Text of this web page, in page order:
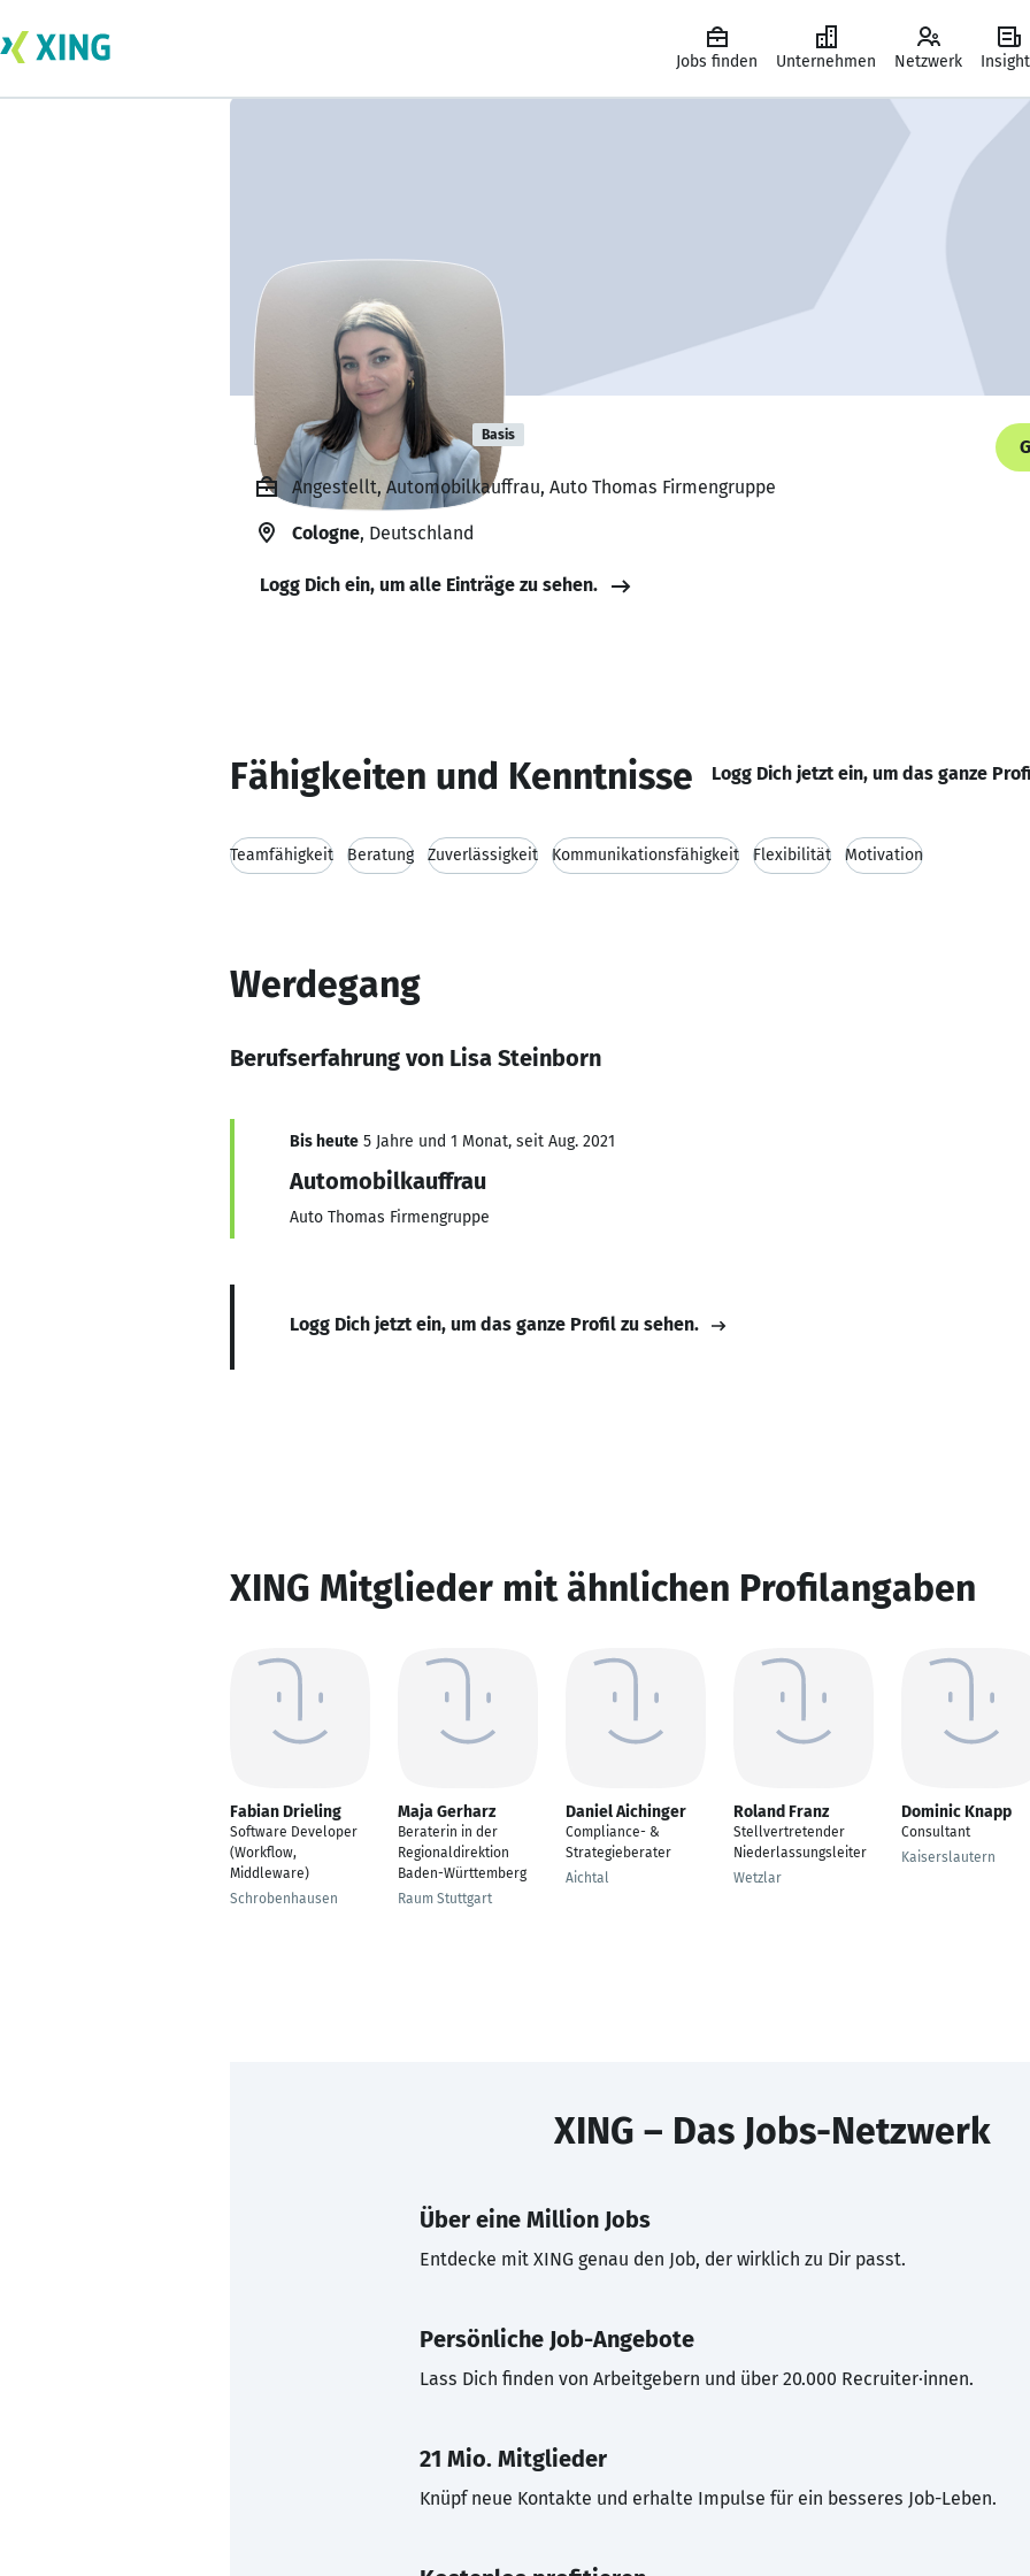
Jobs finden Unternehmen Netzwerk
Lisa Steinborn Basis
Angestellt, Automobilkauffrau, Auto Thomas Firmengruppe
Cologne, Deutschland
Logg Dich ein, um alle Einträge zu sehen.
Fähigkeiten und Kenntnisse Logg Dich jetzt ein, um das ganze
Teamfähigkeit Beratung Zuverlässigkeit Kommunikationsfähigkeit Flexibilität Motivation
Werdegang
Berufserfahrung von Lisa Steinborn
Bis heute 5 Jahre und 1 Monat, seit Aug. 2021
Automobilkauffrau
Auto Thomas Firmengruppe
Logg Dich jetzt ein, um das ganze Profil zu sehen.
XING Mitglieder mit ähnlichen Profilangaben
Fabian Drieling
Software Developer
(Workflow,
Middleware)
Schrobenhausen
Maja Gerharz
Beraterin in der
Regionaldirektion
Baden-Württemberg
Raum Stuttgart
Daniel Aichinger
Compliance- &
Strategieberater
Aichtal
Roland Franz
Stellvertretender
Niederlassungsleiter
Wetzlar
Dominic Knapp
Consultant
Kaiserslautern
XING – Das Jobs-Netzwerk
Über eine Million Jobs
Entdecke mit XING genau den Job, der wirklich zu Dir passt.
Persönliche Job-Angebote
Lass Dich finden von Arbeitgebern und über 20.000 Recruiter·innen.
21 Mio. Mitglieder
Knüpf neue Kontakte und erhalte Impulse für ein besseres Job-Leben.